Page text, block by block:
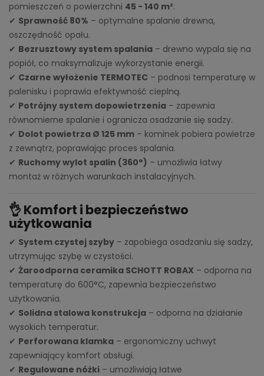
pomieszczeń o powierzchni 45 - 140 m².
✔ Sprawność 80% – optymalne spalanie drewna,
oszczędność opału.
✔ Bezrusztowy system spalania – drewno wypala się na
popiół, co maksymalizuje wykorzystanie energii.
✔ Czarne wyłożenie TERMOTEC – podnosi temperaturę w
palenisku i poprawia efektywność cieplną.
✔ Potrójny system dopowietrzenia – zapewnia
równomierne spalanie i ogranicza osadzanie się sadzy.
✔ Dolot powietrza Ø 125 mm – kominek pobiera powietrze
z zewnątrz, poprawiając proces spalania.
✔ Ruchomy wylot spalin (360°) – umożliwia łatwy
montaż w różnych warunkach instalacyjnych.
👌 Komfort i bezpieczeństwo
użytkowania
✔ System czystej szyby – zapobiega osadzaniu się sadzy,
utrzymując szybę w czystości.
✔ Żaroodporna ceramika SCHOTT ROBAX – odporna na
temperaturę do 600°C, zapewnia bezpieczeństwo
użytkowania.
✔ Solidna stalowa konstrukcja – odporna na działanie
wysokich temperatur.
✔ Perforowana klamka – ergonomiczny uchwyt
zapewniający komfort obsługi.
✔ Regulowane nóżki – umożliwiają łatwe